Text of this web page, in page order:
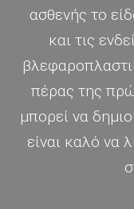
ασθενής το
και τις
πέρας της
μπορεί να
είναι καλό να